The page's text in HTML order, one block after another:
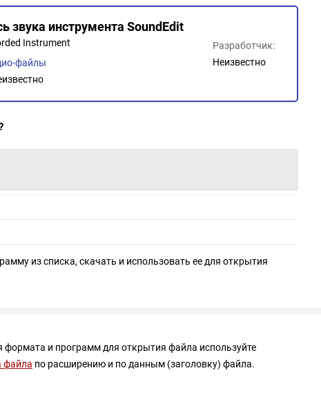
звука инструмента SoundEdit
Instrument
файлы
Разработчик:
Неизвестно
из списка, скачать и использовать ее для открытия
формата и программ для открытия файла используйте
файла по расширению и по данным (заголовку) файла.